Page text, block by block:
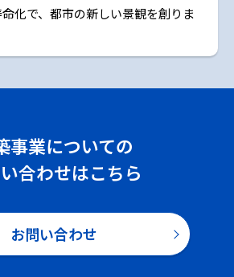
化で、都市の新しい景観を創りま
事業についての
合わせはこちら
お問い合わせ